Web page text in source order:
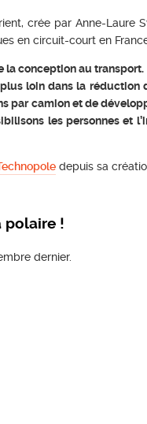
crée par Anne-Laure
en circuit-court en
la conception au transport.
loin dans la réduction
par camion et de
les personnes et
depuis sa
polaire !
dernier.